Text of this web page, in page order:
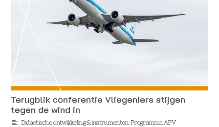
Terugblik conferentie Vliegeniers stijgen
tegen de wind in
Didactische ontwikkeling & instrumenten,Programma APV